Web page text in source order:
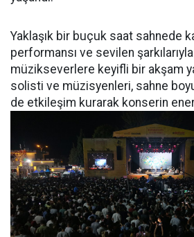
Yaklaşık bir buçuk saat sahnede
performansı ve sevilen
müzikseverlere keyifli bir akşam
solisti ve müzisyenleri, sahne
de etkileşim kurarak konserin